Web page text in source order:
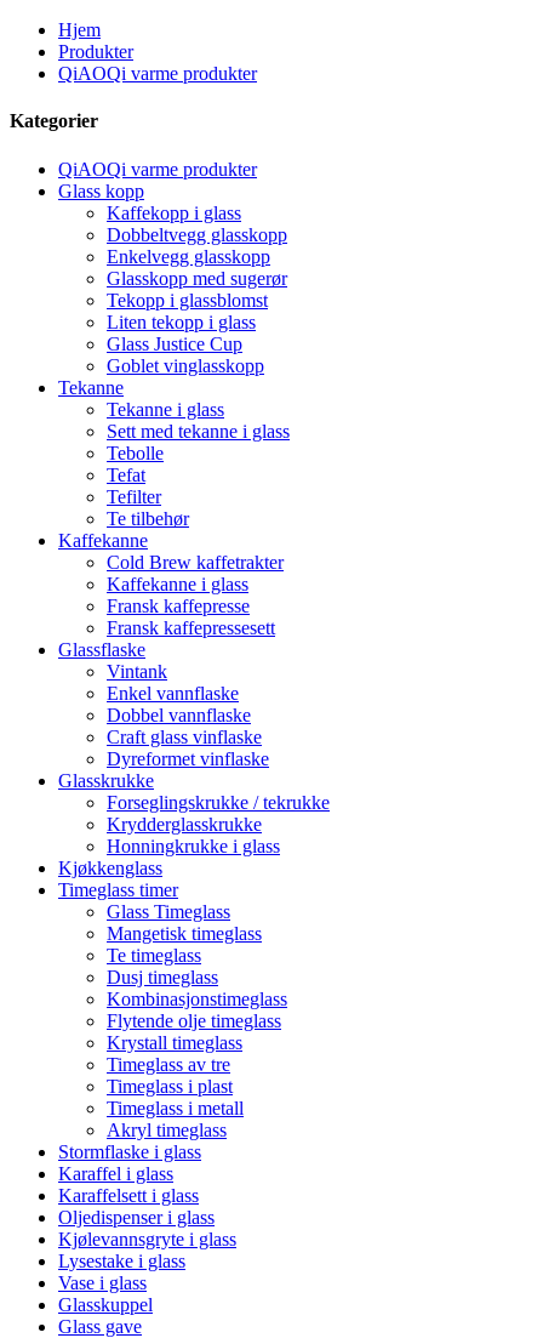
Hjem
Produkter
QiAOQi varme produkter
Kategorier
QiAOQi varme produkter
Glass kopp
Kaffekopp i glass
Dobbeltvegg glasskopp
Enkelvegg glasskopp
Glasskopp med sugerør
Tekopp i glassblomst
Liten tekopp i glass
Glass Justice Cup
Goblet vinglasskopp
Tekanne
Tekanne i glass
Sett med tekanne i glass
Tebolle
Tefat
Tefilter
Te tilbehør
Kaffekanne
Cold Brew kaffetrakter
Kaffekanne i glass
Fransk kaffepresse
Fransk kaffepressesett
Glassflaske
Vintank
Enkel vannflaske
Dobbel vannflaske
Craft glass vinflaske
Dyreformet vinflaske
Glasskrukke
Forseglingskrukke / tekrukke
Krydderglasskrukke
Honningkrukke i glass
Kjøkkenglass
Timeglass timer
Glass Timeglass
Mangetisk timeglass
Te timeglass
Dusj timeglass
Kombinasjonstimeglass
Flytende olje timeglass
Krystall timeglass
Timeglass av tre
Timeglass i plast
Timeglass i metall
Akryl timeglass
Stormflaske i glass
Karaffel i glass
Karaffelsett i glass
Oljedispenser i glass
Kjølevannsgryte i glass
Lysestake i glass
Vase i glass
Glasskuppel
Glass gave